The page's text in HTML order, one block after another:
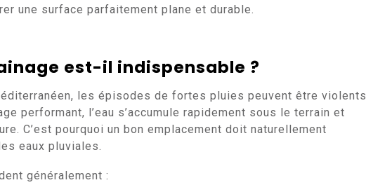
une surface parfaitement plane et durable.
est-il indispensable ?
les épisodes de fortes pluies peuvent être violents
performant, l’eau s’accumule rapidement sous le terrain et
C’est pourquoi un bon emplacement doit naturellement
eaux pluviales.
généralement :